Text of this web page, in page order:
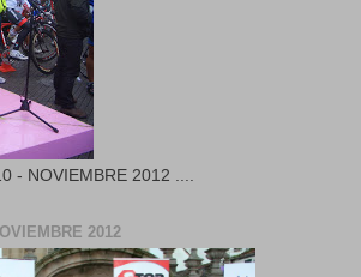
- NOVIEMBRE 2012 ....
2012